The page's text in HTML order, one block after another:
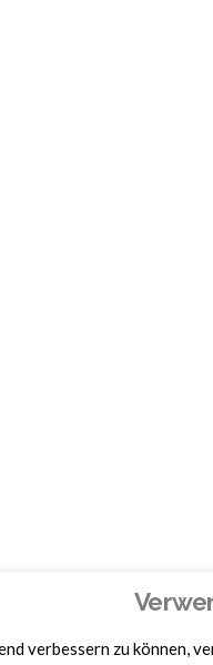
verbessern zu können,